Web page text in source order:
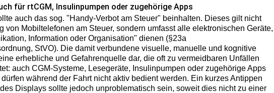
für rtCGM, Insulinpumpen oder zugehörige Apps
auch das sog. "Handy-Verbot am Steuer" beinhalten. Dieses gilt nicht
von Mobiltelefonen am Steuer, sondern umfasst alle elektronischen Geräte,
Information oder Organisation" dienen (§23a
StVO). Die damit verbundene visuelle, manuelle und kognitive
erhebliche und Gefahrenquelle dar, die oft zu vermeidbaren Unfällen
auch CGM-Systeme, Lesegeräte, Insulinpumpen oder zugehörige Apps
während der Fahrt nicht aktiv bedient werden. Ein kurzes Antippen
Displays sollte jedoch unproblematisch sein, soweit dies nicht zu einer